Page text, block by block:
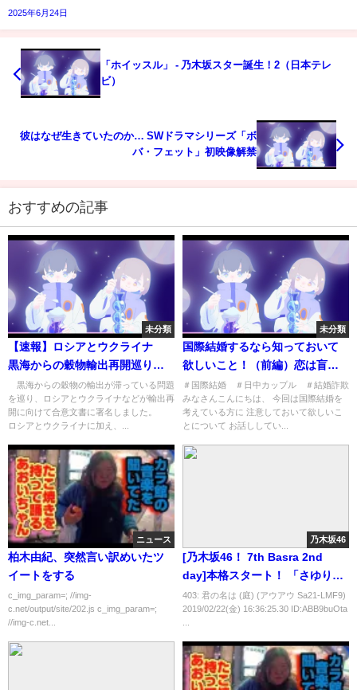
2025年6月24日
「ホイッスル」 - 乃木坂スター誕生！2（日本テレ
ビ）
彼はなぜ生きていたのか… SWドラマシリーズ「ボ
バ・フェット」初映像解禁
おすすめの記事
未分類
【速報】ロシアとウクライナ
黒海からの穀物輸出再開巡り合
意(2022年7月22日)
黒海からの穀物の輸出が滞っている問題
を巡り、ロシアとウクライナなどが輸出再
開に向けて合意文書に署名しました。
ロシアとウクライナに加え、...
未分類
国際結婚するなら知っておいて
欲しいこと！（前編）恋は盲目
♡あなたは大丈夫？
＃国際結婚 ＃日中カップル ＃結婚詐欺
みなさんこんにちは、 今回は国際結婚を
考えている方に 注意しておいて欲しいこ
とについて お話ししてい...
ニュース
柏木由紀、突然言い訳めいたツ
イートをする
c_img_param=; //img-
c.net/output/site/202.js c_img_param=;
//img-c.net...
乃木坂46
[乃木坂46！ 7th Basra 2nd
day]本格スタート！ 「さゆりん
ご軍団」新作キタ━━━━━━(ﾟ
∀ﾟ)━━━━━━!!!!!
403: 君の名は (庭) (アウアウ Sa21-LMF9)
2019/02/22(金) 16:36:25.30 ID:ABB9buOta